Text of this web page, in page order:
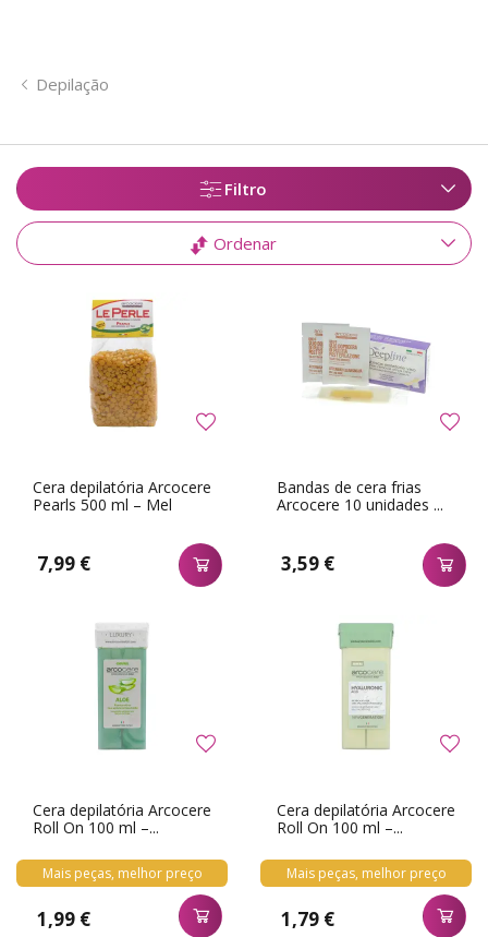
Depilação
Filtro
Ordenar
Cera depilatória Arcocere
Pearls 500 ml – Mel
7,99 €
Bandas de cera frias
Arcocere 10 unidades ...
3,59 €
Cera depilatória Arcocere
Roll On 100 ml –...
Mais peças, melhor preço
1,99 €
Cera depilatória Arcocere
Roll On 100 ml –...
Mais peças, melhor preço
1,79 €